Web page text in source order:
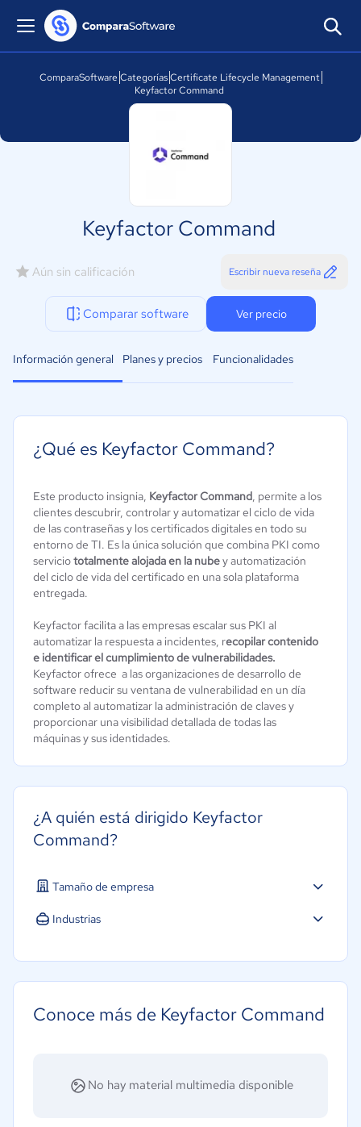
ComparaSoftware Categorías Certificate Lifecycle Management
Keyfactor Command
Keyfactor Command
Aún sin calificación Escribir nueva reseña
Comparar software Ver precio
Información general Planes y precios Funcionalidades
¿Qué es Keyfactor Command?
Este producto insignia, Keyfactor Command, permite a los
clientes descubrir, controlar y automatizar el ciclo de vida
de las contraseñas y los certificados digitales en todo su
entorno de TI. Es la única solución que combina PKI como
serviciototalmente alojada en la nubey automatización
del ciclo de vida del certificado en una sola plataforma
entregada.
Keyfactor facilita a las empresas escalar sus PKI al
automatizar la respuesta a incidentes, recopilar contenido
e identificar el cumplimiento de vulnerabilidades.
Keyfactor ofrece a las organizaciones de desarrollo de
software reducir su ventana de vulnerabilidad en un día
completo al automatizar la administración de claves y
proporcionar una visibilidad detallada de todas las
máquinas y sus identidades.
¿A quién está dirigido Keyfactor
Command?
Tamaño de empresa
Industrias
Conoce más de Keyfactor Command
No hay material multimedia disponible